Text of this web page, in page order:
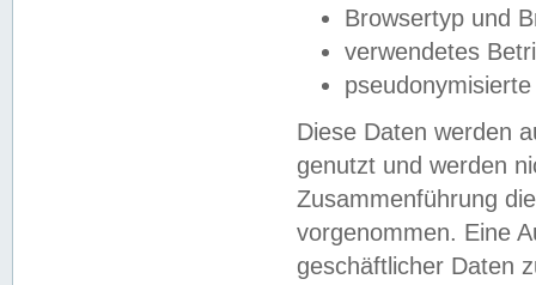
Browsertyp und
verwendetes
Diese Daten werden
genutzt und werden
Zusammenführung
vorgenommen. Eine
geschäftlicher Daten